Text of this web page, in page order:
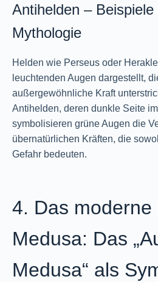
Antihelden –
Mythologie
Helden wie Perseus oder
leuchtenden Augen dargestellt,
außergewöhnliche Kraft
Antihelden, deren dunkle Seite
symbolisieren grüne Augen die
übernatürlichen Kräften, die
Gefahr bedeuten.
4. Das moderne
Medusa: Das
Medusa“ als